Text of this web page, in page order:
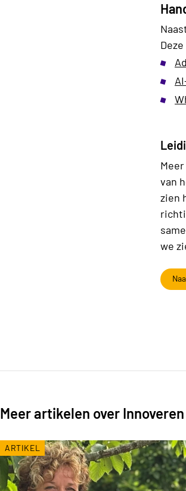
van
zien
we
Meer artikelen over Innoveren
ARTIKEL